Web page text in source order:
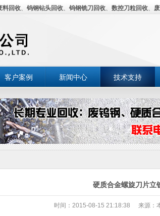
料回收、 钨钢钻头回收、 钨钢铣刀回收、 数控刀粒回收、
客户案例 新闻中心 技术支持
硬质合金螺旋刀片立
时间：2015-08-15 21:18:38 来源：